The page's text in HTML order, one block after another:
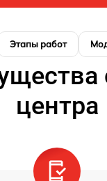
Этапы работ
центра